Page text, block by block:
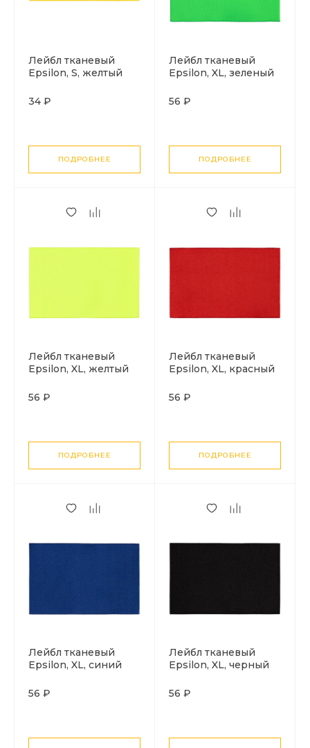
Лейбл тканевый
Epsilon, S, желтый
34 ₽
ПОДРОБНЕЕ
Лейбл тканевый
Epsilon, XL, зеленый
56 ₽
ПОДРОБНЕЕ
Лейбл тканевый
Epsilon, XL, желтый
56 ₽
ПОДРОБНЕЕ
Лейбл тканевый
Epsilon, XL, красный
56 ₽
ПОДРОБНЕЕ
Лейбл тканевый
Epsilon, XL, синий
56 ₽
Лейбл тканевый
Epsilon, XL, черный
56 ₽